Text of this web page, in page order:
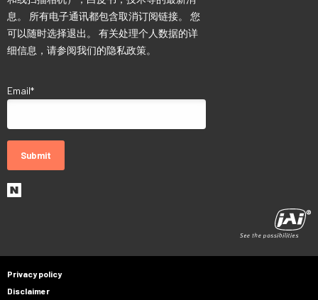
息。 所有电子通讯都包含取消订阅链接。 您
可以随时选择退出。 有关处理个人数据的详
细信息，请参阅我们的隐私政策。
Email*
Privacy policy
Disclaimer